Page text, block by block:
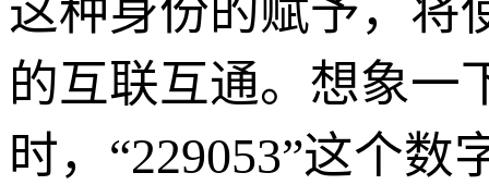
这种身份的赋予，将
的互联互通。想象一
时，“229053”这个